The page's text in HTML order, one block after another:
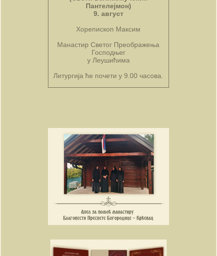
Пантелејмон)
9. август
Хорепископ Максим
Манастир Светог Преображења
Господњег
у Леушићима
Литургија ће почети у 9.00 часова.